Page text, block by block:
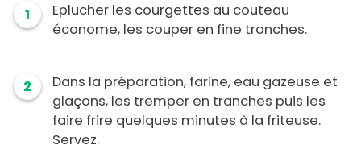
1
Eplucher les courgettes au couteau
économe, les couper en fine tranches.
2
Dans la préparation, farine, eau gazeuse et
glaçons, les tremper en tranches puis les
faire frire quelques minutes à la friteuse.
Servez.